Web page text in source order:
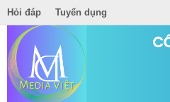
Hỏi đáp Tuyển dụng